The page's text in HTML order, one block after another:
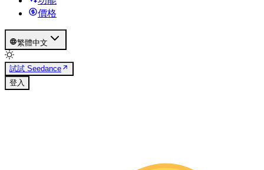
價格
繁體中文
試試 Seedance
登入